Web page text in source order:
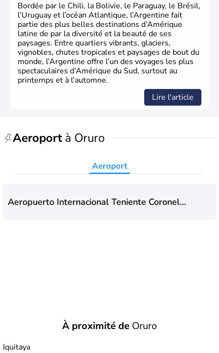
Bordée par le Chili, la Bolivie, le Paraguay, le Brésil,
l’Uruguay et l’océan Atlantique, l’Argentine fait
partie des plus belles destinations d’Amérique
latine de par la diversité et la beauté de ses
paysages. Entre quartiers vibrants, glaciers,
vignobles, chutes tropicales et paysages de bout du
monde, l’Argentine offre l’un des voyages les plus
spectaculaires d’Amérique du Sud, surtout au
printemps et à l’automne.
Lire l'article
Aeroportà Oruro
Aeroport
Aeropuerto Internacional Teniente Coronel
À proximité de Oruro
Iquitaya